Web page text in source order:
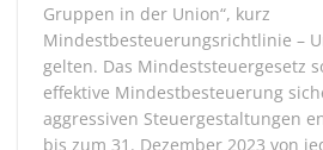
Gruppen in der Union“, kurz
Mindestbesteuerungsrichtlinie –
gelten. Das Mindeststeuergesetz
effektive Mindestbesteuerung
aggressiven Steuergestaltungen
bis zum 31. Dezember 2023 von